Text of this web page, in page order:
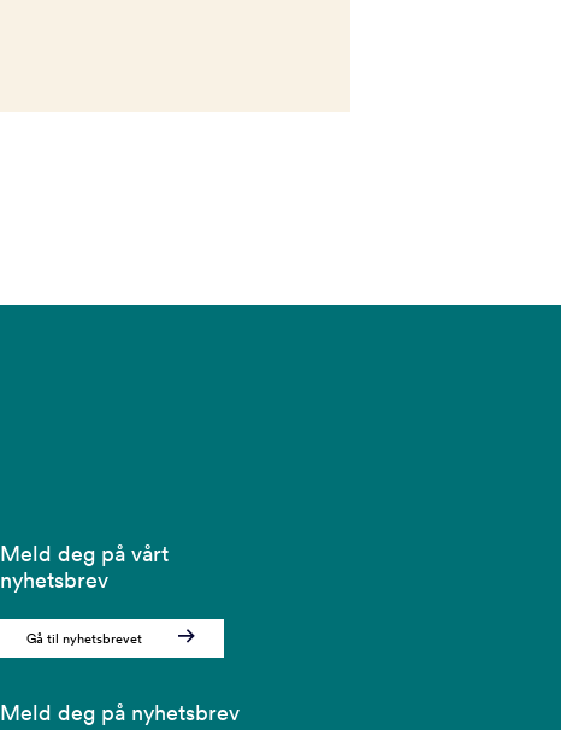
Meld deg på vårt
nyhetsbrev
Gå til nyhetsbrevet
Meld deg på nyhetsbrev